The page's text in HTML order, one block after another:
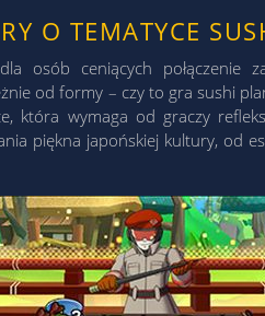
O TEMATYCE
osób ceniących połączenie
od formy – czy to gra sushi
która wymaga od graczy
piękna japońskiej kultury, od